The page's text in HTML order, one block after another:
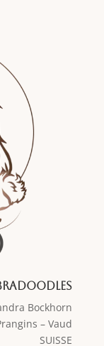
Bockhorn
– Vaud
SUISSE